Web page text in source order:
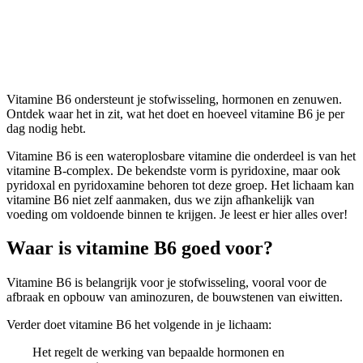
Vitamine B6 ondersteunt je stofwisseling, hormonen en zenuwen.
Ontdek waar het in zit, wat het doet en hoeveel vitamine B6 je per
dag nodig hebt.
Vitamine B6 is een wateroplosbare vitamine die onderdeel is van het
vitamine B-complex. De bekendste vorm is pyridoxine, maar ook
pyridoxal en pyridoxamine behoren tot deze groep. Het lichaam kan
vitamine B6 niet zelf aanmaken, dus we zijn afhankelijk van
voeding om voldoende binnen te krijgen. Je leest er hier alles over!
Waar is vitamine B6 goed voor?
Vitamine B6 is belangrijk voor je stofwisseling, vooral voor de
afbraak en opbouw van aminozuren, de bouwstenen van eiwitten.
Verder doet vitamine B6 het volgende in je lichaam:
Het regelt de werking van bepaalde hormonen en